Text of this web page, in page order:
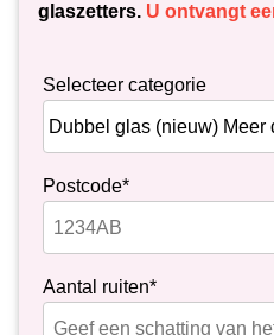
glaszetters. U ontvangt
Selecteer categorie
Postcode*
Aantal ruiten*